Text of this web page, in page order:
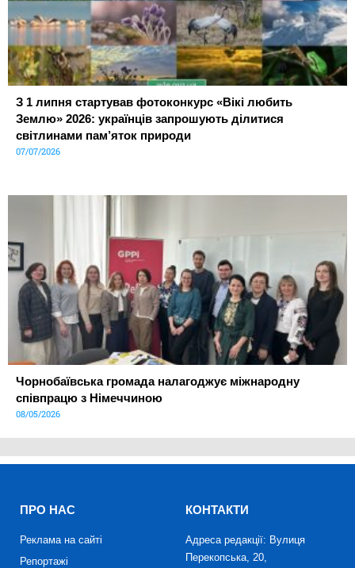
З 1 липня стартував фотоконкурс «Вікі любить
Землю» 2026: українців запрошують ділитися
світлинами пам’яток природи
07/07/2026
Чорнобаївська громада налагоджує міжнародну
співпрацю з Німеччиною
08/05/2026
ПРО НАС
Реклама на сайті
Репортажі
КОНТАКТИ
Адреса редакції: Вулиця
Перекопська, 20,